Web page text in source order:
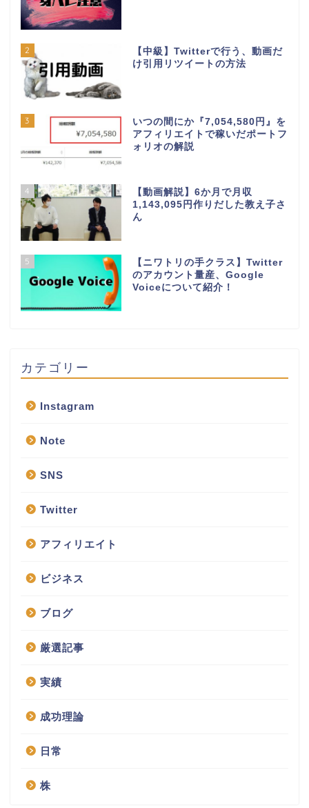
2
【中級】Twitterで行う、動画だ
け引用リツイートの方法
3
いつの間にか『7,054,580円』を
アフィリエイトで稼いだポートフ
ォリオの解説
4
【動画解説】6か月で月収
1,143,095円作りだした教え子さ
ん
5
【ニワトリの手クラス】Twitter
のアカウント量産、Google
Voiceについて紹介！
カテゴリー
Instagram
Note
SNS
Twitter
アフィリエイト
ビジネス
ブログ
厳選記事
実績
成功理論
日常
株